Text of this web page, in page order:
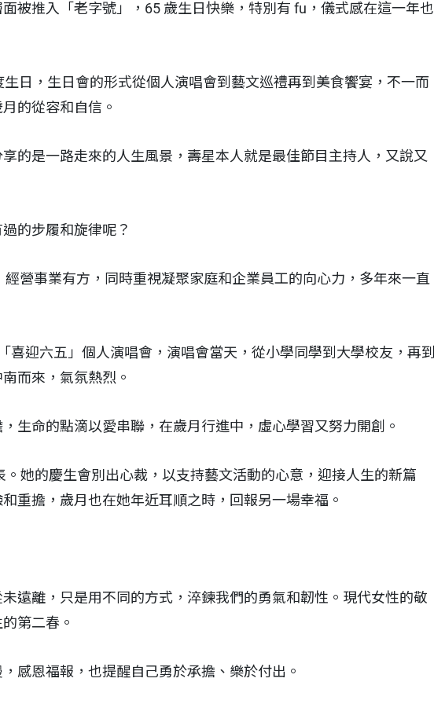
被推入「老字號」，65 歲生日快樂，特別有 fu，儀式感在這一年也
日，生日會的形式從個人演唱會到藝文巡禮再到美食饗宴，不一而
的從容和自信。
的是一路走來的人生風景，壽星本人就是最佳節目主持人，又說又
的步履和旋律呢？
營事業有方，同時重視凝聚家庭和企業員工的向心力，多年來一直
喜迎六五」個人演唱會，演唱會當天，從小學同學到大學校友，再到
而來，氣氛熱烈。
生命的點滴以愛串聯，在歲月行進中，虛心學習又努力開創。
她的慶生會別出心裁，以支持藝文活動的心意，迎接人生的新篇
重擔，歲月也在她年近耳順之時，回報另一場幸福。
遠離，只是用不同的方式，淬鍊我們的勇氣和韌性。現代女性的敬
第二春。
感恩福報，也提醒自己勇於承擔、樂於付出。